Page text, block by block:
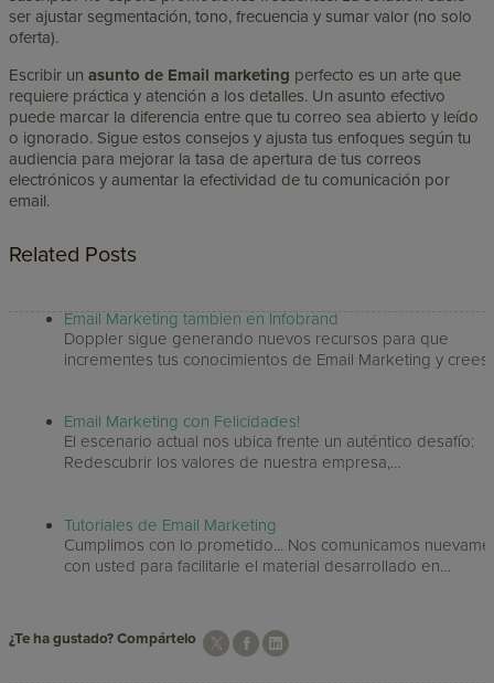
ser ajustar segmentación, tono, frecuencia y sumar valor (no solo
oferta).
Escribir unasunto de Email marketing perfecto es un arte que
requiere práctica y atención a los detalles. Un asunto efectivo
puede marcar la diferencia entre que tu correo sea abierto y leído
o ignorado. Sigue estos consejos y ajusta tus enfoques según tu
audiencia para mejorar la tasa de apertura de tus correos
electrónicos y aumentar la efectividad de tu comunicación por
email.
Related Posts
Email Marketing tambien en Infobrand
Doppler sigue generando nuevos recursos para que
incrementes tus conocimientos de Email Marketing y
Email Marketing con Felicidades!
El escenario actual nos ubica frente un auténtico desafío:
Redescubrir los valores de nuestra empresa,…
Tutoriales de Email Marketing
Cumplimos con lo prometido... Nos comunicamos
con usted para facilitarle el material desarrollado en…
¿Te ha gustado? Compártelo